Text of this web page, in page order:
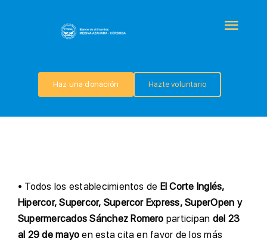
QUIÉNES SOMOS
TRANSPARENCIA
NOTICIAS
Haz una donación Hazte voluntario
• Todos los establecimientos de El Corte Inglés,
Hipercor, Supercor, Supercor Express, SuperOpen y
Supermercados Sánchez Romero participan del 23
al 29 de mayo en esta cita en favor de los más